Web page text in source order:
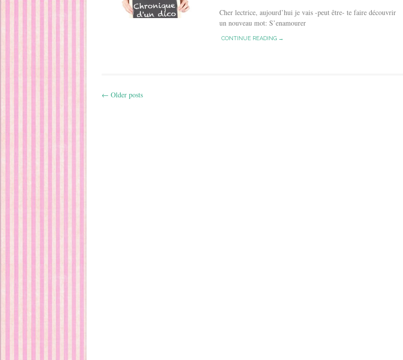
Cher lectrice, aujourd’hui je vais -peut être- te faire découvrir
un nouveau mot: S’enamourer
CONTINUE READING →
← Older posts